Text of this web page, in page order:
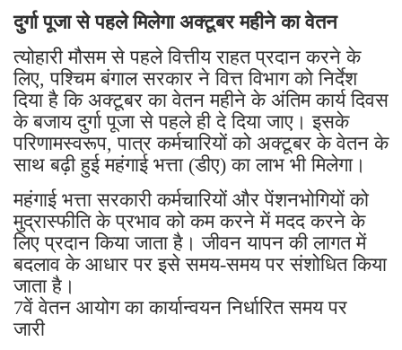
दुर्गा पूजा से पहले मिलेगा अक्टूबर महीने का वेतन
त्योहारी मौसम से पहले वित्तीय राहत प्रदान करने के
लिए, पश्चिम बंगाल सरकार ने वित्त विभाग को निर्देश
दिया है कि अक्टूबर का वेतन महीने के अंतिम कार्य दिवस
के बजाय दुर्गा पूजा से पहले ही दे दिया जाए। इसके
परिणामस्वरूप, पात्र कर्मचारियों को अक्टूबर के वेतन के
साथ बढ़ी हुई महंगाई भत्ता (डीए) का लाभ भी मिलेगा।
महंगाई भत्ता सरकारी कर्मचारियों और पेंशनभोगियों को
मुद्रास्फीति के प्रभाव को कम करने में मदद करने के
लिए प्रदान किया जाता है। जीवन यापन की लागत में
बदलाव के आधार पर इसे समय-समय पर संशोधित किया
जाता है।
7वें वेतन आयोग का कार्यान्वयन निर्धारित समय पर
जारी